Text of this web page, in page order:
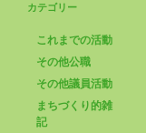
カテゴリー
これまでの活動
その他公職
その他議員活動
まちづくり的雑
記